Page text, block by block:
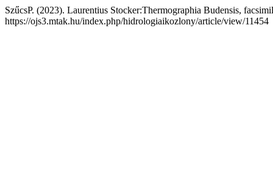
SzűcsP. (2023). Laurentius Stocker:Thermographia Budensis,
https://ojs3.mtak.hu/index.php/hidrologiaikozlony/article/view/11454